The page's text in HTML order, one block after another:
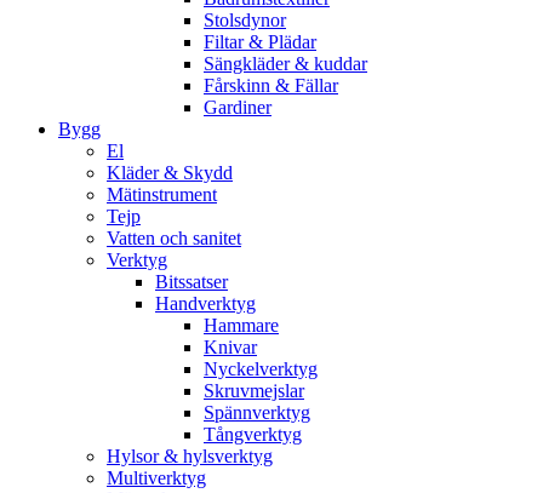
Stolsdynor
Filtar & Plädar
Sängkläder & kuddar
Fårskinn & Fällar
Gardiner
Bygg
El
Kläder & Skydd
Mätinstrument
Tejp
Vatten och sanitet
Verktyg
Bitssatser
Handverktyg
Hammare
Knivar
Nyckelverktyg
Skruvmejslar
Spännverktyg
Tångverktyg
Hylsor & hylsverktyg
Multiverktyg